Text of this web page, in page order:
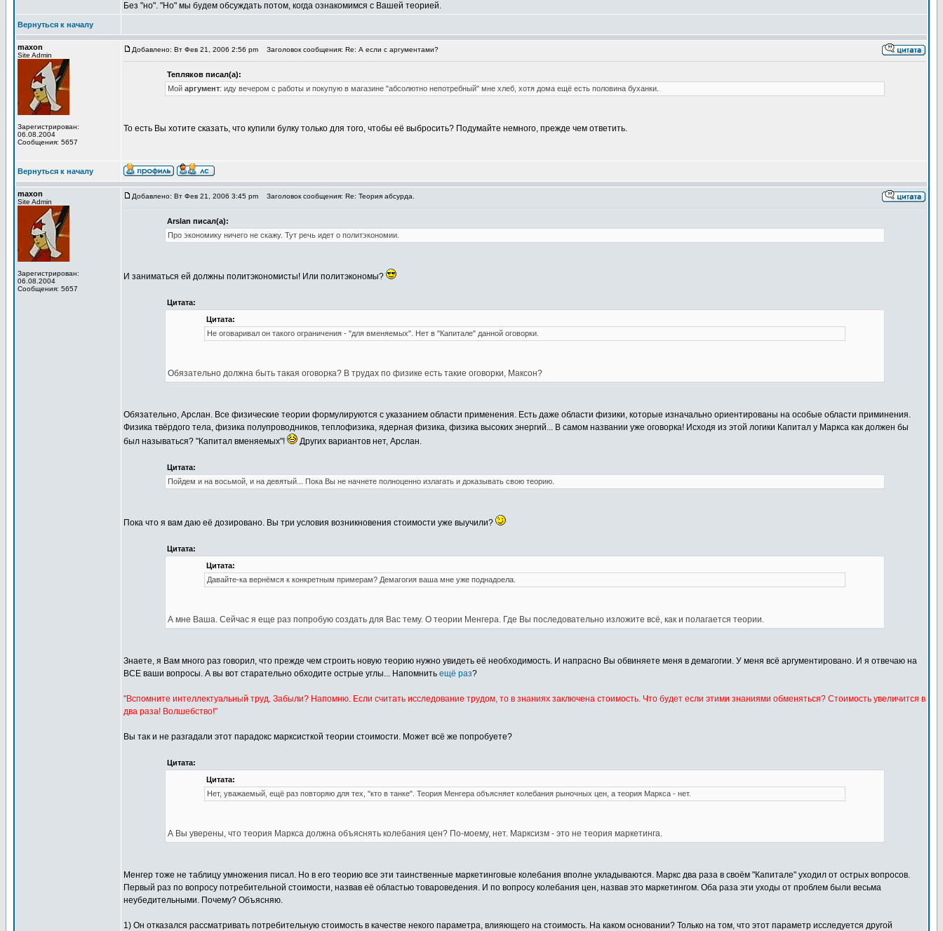
Без "но". "Но" мы будем обсуждать потом, когда ознакомимся с Вашей теорией.
Вернуться к началу
maxon
Site Admin
Зарегистрирован:
06.08.2004
Сообщения: 5657
Добавлено: Вт Фев 21, 2006 2:56 pm Заголовок сообщения: Re: А если с аргументами?
Тепляков писал(а):
Мой аргумент: иду вечером с работы и покупую в магазине "абсолютно непотребный" мне хлеб, хотя дома ещё есть половина буханки.
То есть Вы хотите сказать, что купили булку только для того, чтобы её выбросить? Подумайте немного, прежде чем ответить.
Вернуться к началу
maxon
Site Admin
Зарегистрирован:
06.08.2004
Сообщения: 5657
Добавлено: Вт Фев 21, 2006 3:45 pm Заголовок сообщения: Re: Теория абсурда.
Arslan писал(а):
Про экономику ничего не скажу. Тут речь идет о политэкономии.
И заниматься ей должны политэкономисты! Или политэкономы?
Цитата:
Цитата:
Не оговаривал он такого ограничения - "для вменяемых". Нет в "Капитале" данной оговорки.
Обязательно должна быть такая оговорка? В трудах по физике есть такие оговорки, Максон?
Обязательно, Арслан. Все физические теории формулируются с указанием области применения. Есть даже области физики, которые изначально ориентированы на особые области приминения.
Физика твёрдого тела, физика полупроводников, теплофизика, ядерная физика, физика высоких энергий... В самом названии уже оговорка! Исходя из этой логики Капитал у Маркса как должен бы
был называться? "Капитал вменяемых"!
Других вариантов нет, Арслан.
Цитата:
Пойдем и на восьмой, и на девятый... Пока Вы не начнете полноценно излагать и доказывать свою теорию.
Пока что я вам даю её дозировано. Вы три условия возникновения стоимости уже выучили?
Цитата:
Цитата:
Давайте-ка вернёмся к конкретным примерам? Демагогия ваша мне уже поднадоела.
А мне Ваша. Сейчас я еще раз попробую создать для Вас тему. О теории Менгера. Где Вы последовательно изложите всё, как и полагается теории.
Знаете, я Вам много раз говорил, что прежде чем строить новую теорию нужно увидеть её необходимость. И напрасно Вы обвиняете меня в демагогии. У меня всё аргументировано. И я отвечаю на
ВСЕ ваши вопросы. А вы вот старательно обходите острые углы... Напомнить ещё раз?
"Вспомните интеллектуальный труд. Забыли? Напомню. Если считать исследование трудом, то в знаниях заключена стоимость. Что будет если этими знаниями обменяться? Стоимость увеличится в
два раза! Волшебство!"
Вы так и не разгадали этот парадокс марксисткой теории стоимости. Может всё же попробуете?
Цитата:
Цитата:
Нет, уважаемый, ещё раз повторяю для тех, "кто в танке". Теория Менгера объясняет колебания рыночных цен, а теория Маркса - нет.
А Вы уверены, что теория Маркса должна объяснять колебания цен? По-моему, нет. Марксизм - это не теория маркетинга.
Менгер тоже не таблицу умножения писал. Но в его теорию все эти таинственные маркетинговые колебания вполне укладываются. Маркс два раза в своём "Капитале" уходил от острых вопросов.
Первый раз по вопросу потребительной стоимости, назвав её областью товароведения. И по вопросу колебания цен, назвав это маркетингом. Оба раза эти уходы от проблем были весьма
неубедительными. Почему? Объясняю.
1) Он отказался рассматривать потребительную стоимость в качестве некого параметра, влияющего на стоимость. На каком основании? Только на том, что этот параметр исследуется другой